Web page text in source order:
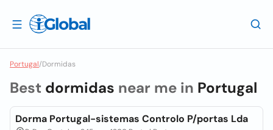
Portugal/Dormidas
Best dormidas near me in Portugal
Dorma Portugal-sistemas Controlo P/portas Lda